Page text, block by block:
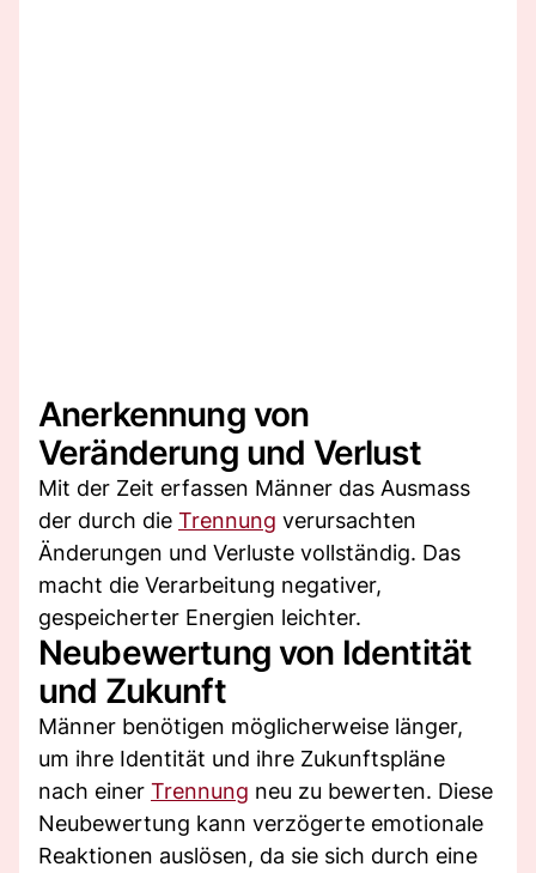
Anerkennung von
Veränderung und Verlust
Mit der Zeit erfassen Männer das Ausmass
der durch die Trennung verursachten
Änderungen und Verluste vollständig. Das
macht die Verarbeitung negativer,
gespeicherter Energien leichter.
Neubewertung von Identität
und Zukunft
Männer benötigen möglicherweise länger,
um ihre Identität und ihre Zukunftspläne
nach einer Trennung neu zu bewerten. Diese
Neubewertung kann verzögerte emotionale
Reaktionen auslösen, da sie sich durch eine